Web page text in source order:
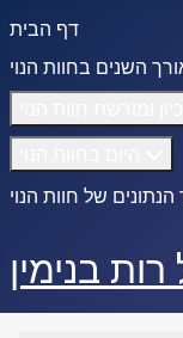
דף הבית
השנים בחוות הנוי
של חוות הנוי
בנימין